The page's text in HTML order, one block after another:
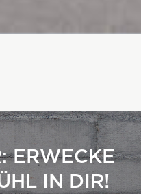
ERWECKE
IN DIR!